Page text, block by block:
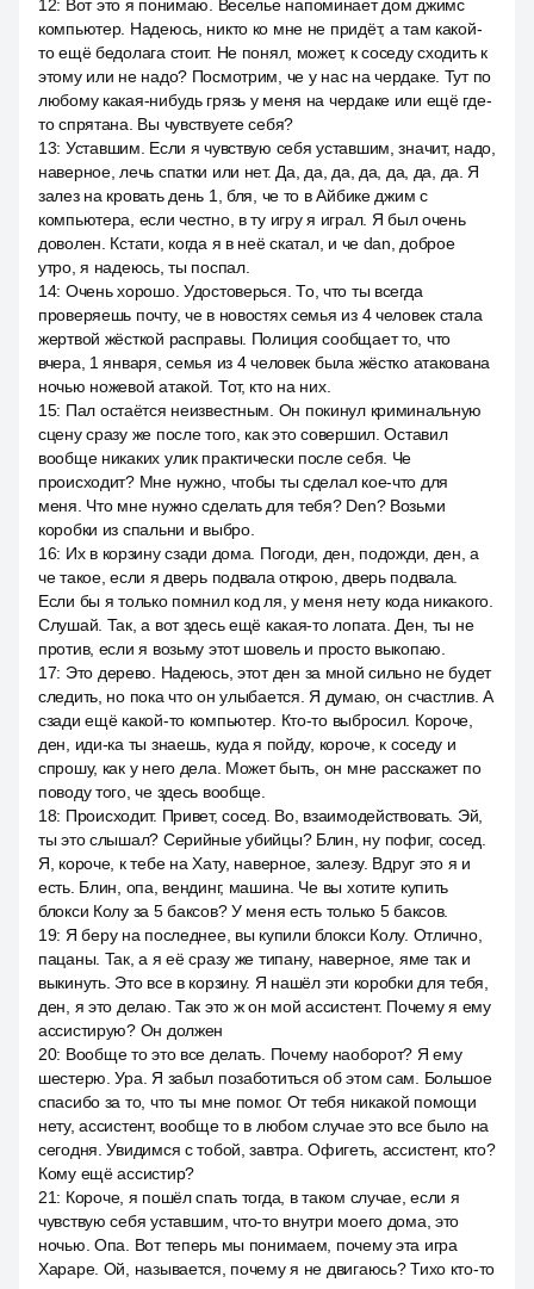
12: Вот это я понимаю. Веселье напоминает дом джимс
компьютер. Надеюсь, никто ко мне не придёт, а там какой-
то ещё бедолага стоит. Не понял, может, к соседу сходить к
этому или не надо? Посмотрим, че у нас на чердаке. Тут по
любому какая-нибудь грязь у меня на чердаке или ещё где-
то спрятана. Вы чувствуете себя?
13: Уставшим. Если я чувствую себя уставшим, значит, надо,
наверное, лечь спатки или нет. Да, да, да, да, да, да, да. Я
залез на кровать день 1, бля, че то в Айбике джим с
компьютера, если честно, в ту игру я играл. Я был очень
доволен. Кстати, когда я в неё скатал, и че dan, доброе
утро, я надеюсь, ты поспал.
14: Очень хорошо. Удостоверься. То, что ты всегда
проверяешь почту, че в новостях семья из 4 человек стала
жертвой жёсткой расправы. Полиция сообщает то, что
вчера, 1 января, семья из 4 человек была жёстко атакована
ночью ножевой атакой. Тот, кто на них.
15: Пал остаётся неизвестным. Он покинул криминальную
сцену сразу же после того, как это совершил. Оставил
вообще никаких улик практически после себя. Че
происходит? Мне нужно, чтобы ты сделал кое-что для
меня. Что мне нужно сделать для тебя? Den? Возьми
коробки из спальни и выбро.
16: Их в корзину сзади дома. Погоди, ден, подожди, ден, а
че такое, если я дверь подвала открою, дверь подвала.
Если бы я только помнил код ля, у меня нету кода никакого.
Слушай. Так, а вот здесь ещё какая-то лопата. Ден, ты не
против, если я возьму этот шовель и просто выкопаю.
17: Это дерево. Надеюсь, этот ден за мной сильно не будет
следить, но пока что он улыбается. Я думаю, он счастлив. А
сзади ещё какой-то компьютер. Кто-то выбросил. Короче,
ден, иди-ка ты знаешь, куда я пойду, короче, к соседу и
спрошу, как у него дела. Может быть, он мне расскажет по
поводу того, че здесь вообще.
18: Происходит. Привет, сосед. Во, взаимодействовать. Эй,
ты это слышал? Серийные убийцы? Блин, ну пофиг, сосед.
Я, короче, к тебе на Хату, наверное, залезу. Вдруг это я и
есть. Блин, опа, вендинг, машина. Че вы хотите купить
блокси Колу за 5 баксов? У меня есть только 5 баксов.
19: Я беру на последнее, вы купили блокси Колу. Отлично,
пацаны. Так, а я её сразу же типану, наверное, яме так и
выкинуть. Это все в корзину. Я нашёл эти коробки для тебя,
ден, я это делаю. Так это ж он мой ассистент. Почему я ему
ассистирую? Он должен
20: Вообще то это все делать. Почему наоборот? Я ему
шестерю. Ура. Я забыл позаботиться об этом сам. Большое
спасибо за то, что ты мне помог. От тебя никакой помощи
нету, ассистент, вообще то в любом случае это все было на
сегодня. Увидимся с тобой, завтра. Офигеть, ассистент, кто?
Кому ещё ассистир?
21: Короче, я пошёл спать тогда, в таком случае, если я
чувствую себя уставшим, что-то внутри моего дома, это
ночью. Опа. Вот теперь мы понимаем, почему эта игра
Хараре. Ой, называется, почему я не двигаюсь? Тихо кто-то